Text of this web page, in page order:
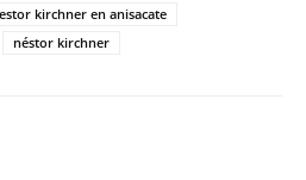
kirchner en anisacate
néstor kirchner